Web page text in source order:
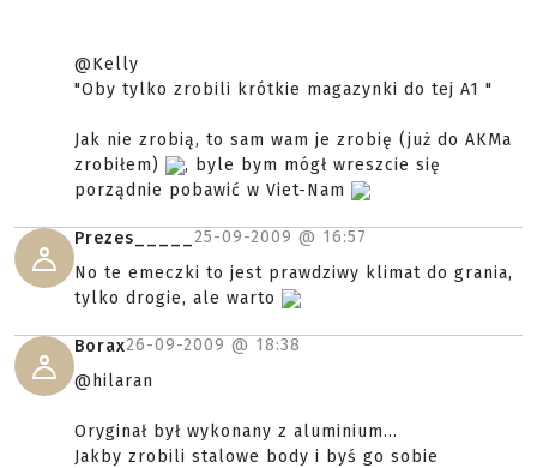
@Kelly
"Oby tylko zrobili krótkie magazynki do tej A1 "
Jak nie zrobią, to sam wam je zrobię (już do AKMa
zrobiłem)
, byle bym mógł wreszcie się
porządnie pobawić w Viet-Nam
Prezes_____ 25-09-2009 @ 16:57
No te emeczki to jest prawdziwy klimat do grania,
tylko drogie, ale warto
Borax26-09-2009 @ 18:38
@hilaran
Oryginał był wykonany z aluminium...
Jakby zrobili stalowe body i byś go sobie